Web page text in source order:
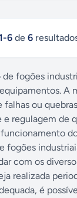
-6 de 6
fogões
A
falhas ou
e regulagem de
fogões
com os
realizada
é